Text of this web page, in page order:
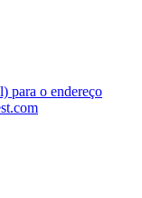
para o endereço